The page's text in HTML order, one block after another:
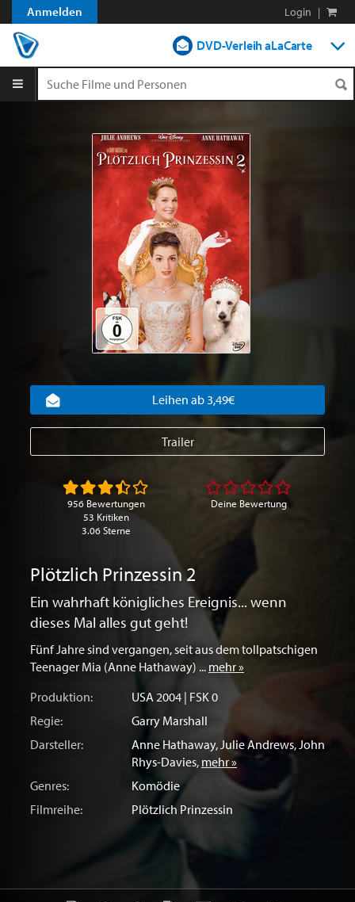
Anmelden Login |
DVD-Verleih aLaCarte
Shop
Blog
Plötzlich Prinzessin 2
Ein wahrhaft königliches Ereignis... wenn
dieses Mal alles gut geht!
Fünf Jahre sind vergangen, seit aus dem tollpatschigen
Teenager Mia (Anne Hathaway) ... mehr »
Produktion:
USA 2004 | FSK 0
Regie:
Garry Marshall
Darsteller:
Anne Hathaway, Julie Andrews, John
Rhys-Davies, mehr »
Genres:
Komödie
Filmreihe:
Plötzlich Prinzessin
Leihen ab 3,49€
Trailer
956 Bewertungen
53 Kritiken
3.06 Sterne
Deine Bewertung